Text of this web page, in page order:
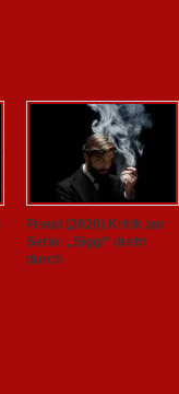
Freud (2020) Kritik zur
Serie: „Siggi“ dreht
durch